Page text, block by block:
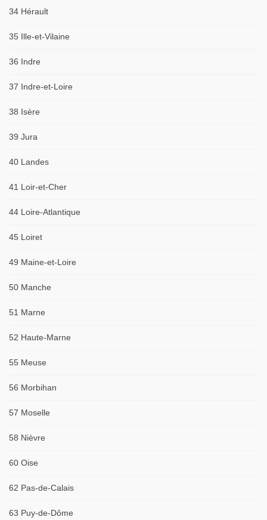
34 Hérault
35 Ille-et-Vilaine
36 Indre
37 Indre-et-Loire
38 Isère
39 Jura
40 Landes
41 Loir-et-Cher
44 Loire-Atlantique
45 Loiret
49 Maine-et-Loire
50 Manche
51 Marne
52 Haute-Marne
55 Meuse
56 Morbihan
57 Moselle
58 Nièvre
60 Oise
62 Pas-de-Calais
63 Puy-de-Dôme